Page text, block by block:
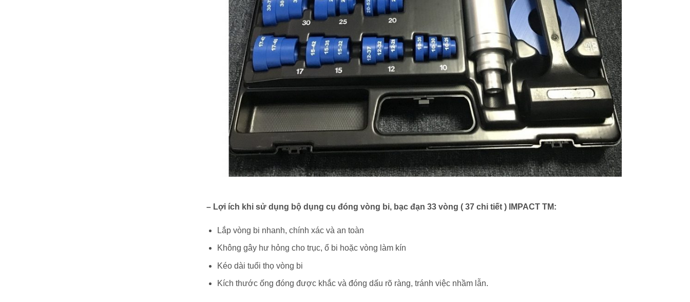
– Lợi ích khi sử dụng bộ dụng cụ đóng vòng bi, bạc đạn 33 vòng ( 37 chi tiết ) IMPACT TM:
Lắp vòng bi nhanh, chính xác và an toàn
Không gây hư hỏng cho trục, ổ bi hoặc vòng làm kín
Kéo dài tuổi thọ vòng bi
Kích thước ống đóng được khắc và đóng dấu rõ ràng, tránh việc nhầm lẫn.